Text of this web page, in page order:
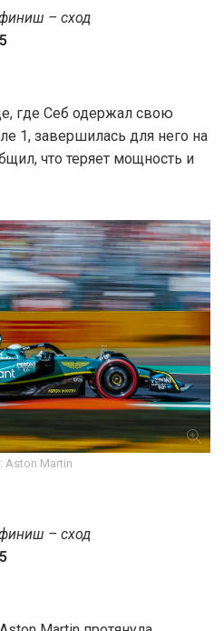
– сход
где Себ одержал свою
1, завершилась для него на
что теряет мощность и
Aston Martin
– сход